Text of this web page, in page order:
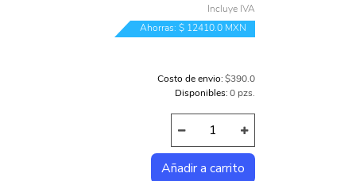
TODAS LAS CATEGORÍAS
Incluye IVA
Ahorras: $ 12410.0 MXN
Costo de envio:$390.0
Disponibles:0 pzs.